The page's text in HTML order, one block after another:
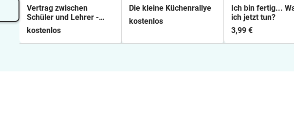
Vertrag zwischen
Schüler und Lehrer -
Vorlage
kostenlos
Die kleine Küchenrallye
kostenlos
Ich bin fertig...
ich jetzt tun?
3,99 €